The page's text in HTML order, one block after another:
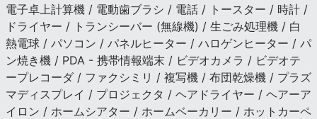
電子卓上計算機 / 電動歯ブラシ / 電話 / トースター / 時計 /
ドライヤー / トランシーバー (無線機) / 生ごみ処理機 / 白
熱電球 / パソコン / パネルヒーター / ハロゲンヒーター / パ
ン焼き機 / PDA - 携帯情報端末 / ビデオカメラ / ビデオテ
ープレコーダ / ファクシミリ / 複写機 / 布団乾燥機 / プラズ
マディスプレイ / プロジェクタ / ヘアドライヤー / ヘアーア
イロン / ホームシアター / ホームベーカリー / ホットカーペ